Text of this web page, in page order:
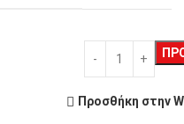
Προσθήκη στην